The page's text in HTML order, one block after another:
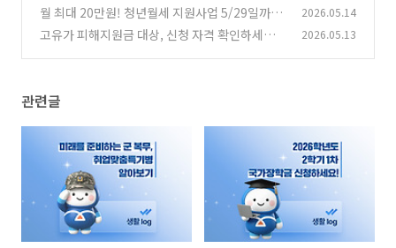
월 최대 20만원! 청년월세 지원사업 5/29일까지
신청하세요 (0)
2026.05.14
고유가 피해지원금 대상, 신청 자격 확인하세요! 2026.05.13
관련글